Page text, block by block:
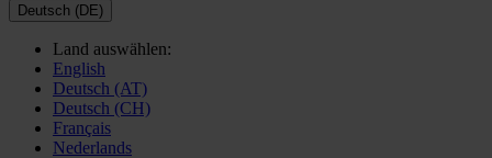
Deutsch (DE)
Land auswählen:
English
Deutsch (AT)
Deutsch (CH)
Français
Nederlands